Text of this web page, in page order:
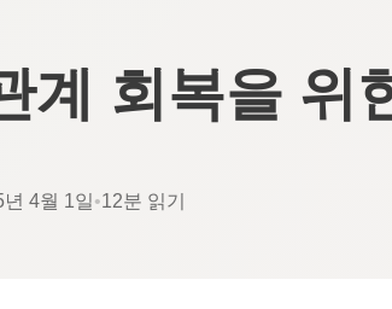
계 회복을 위
년 4월 1일•12분 읽기